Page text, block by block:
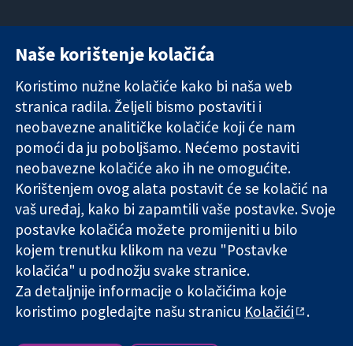
Pouzdani dokazi.
Utemeljeni
dokazi.
Bolje zdravlje.
11-13 Cavendish
London
W1G 0AN
Ujedinjeno
Kraljevstvo
Novosti
medije
O nama
Poslovi
Cochrane
Library
The Cochrane Collaboration is a charity (no. 1045921) and a
company limited by guarantee (no. 03044323) registered in
England & Wales. VAT registration number GB 718 2127 49.
Copyright © 2026 The Cochrane Collaboration
Uvjeti korištenja|Odricanje od odgovornosti
Naše korištenje kolačića
Koristimo nužne kolačiće kako bi naša web
stranica radila. Željeli bismo postaviti i
neobavezne analitičke kolačiće koji će nam
pomoći da ju poboljšamo. Nećemo postaviti
neobavezne kolačiće ako ih ne omogućite.
Korištenjem ovog alata postavit će se kolačić na
vaš uređaj, kako bi zapamtili vaše postavke. Svoje
postavke kolačića možete promijeniti u bilo
kojem trenutku klikom na vezu "Postavke
kolačića" u podnožju svake stranice.
Za detaljnije informacije o kolačićima koje
koristimo pogledajte našu stranicu Kolačići .